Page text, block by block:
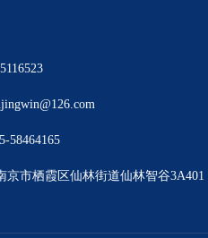
58464165
京市栖霞区仙林街道仙林智谷3A401